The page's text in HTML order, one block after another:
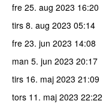
fre 25. aug 2023 16:20
tirs 8. aug 2023 05:14
fre 23. jun 2023 14:08
man 5. jun 2023 20:17
tirs 16. maj 2023 21:09
tors 11. maj 2023 22:22